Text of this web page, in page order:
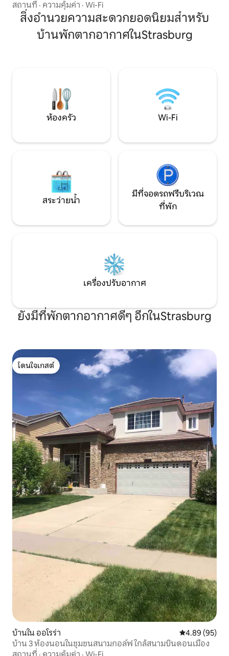
สำหรับการนอนหลับเพิ่มเติม ห้องน้ำเต็มรูป
แบบพร้อมอ่างล้างหน้าโถสุขภัณฑ์และ
ฝักบัวอาบน้ำ ห้องครัวมีเตาปิ้งย่าง/
ตะแกรง, อ่างล้างจาน, หม้อทอดลมร้อน,
เครื่องปรับอากาศ ยังมีพื้นที่กลางแจ้งขนาด
เล็กพร้อมหลุมก่อไฟขอให้สนุก!
สถานที่ · ความคุ้มค่า · Wi-Fi
สิ่งอำนวยความสะดวกยอดนิยมสำหรับ
บ้านพักตากอากาศในStrasburg
ห้องครัว Wi-Fi
สระว่ายน้ำ
มีที่จอดรถฟรีบริเวณ
ที่พัก
เครื่องปรับอากาศ
ยังมีที่พักตากอากาศดีๆ อีกในStrasburg
โดนใจเกสต์
โดนใจเกสต์
บ้านใน ออโรร่า คะแนนเฉลี่ย
4.89 (95)
บ้าน 3 ห้องนอนในชุมชนสนามกอล์ฟ ใกล้สนามบินดอนเมือง
สถานที่ · ความคุ้มค่า · Wi-Fi